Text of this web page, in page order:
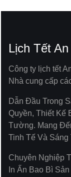
Lịch Tết
Công ty lịch tết
Nhà cung cấp
Dẫn Đầu Trong
Quyền, Thiết Kế
Tường. Mang
Tinh Tế Và Sáng
Chuyên Nghiệp
In Ấn Bao Bì